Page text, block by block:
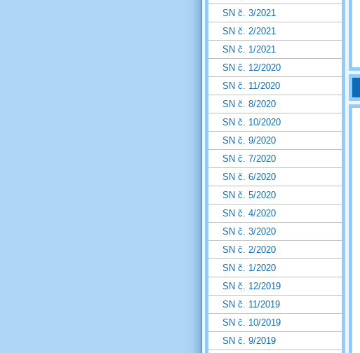
SN č. 3/2021
SN č. 2/2021
SN č. 1/2021
SN č. 12/2020
SN č. 11/2020
SN č. 8/2020
SN č. 10/2020
SN č. 9/2020
SN č. 7/2020
SN č. 6/2020
SN č. 5/2020
SN č. 4/2020
SN č. 3/2020
SN č. 2/2020
SN č. 1/2020
SN č. 12/2019
SN č. 11/2019
SN č. 10/2019
SN č. 9/2019